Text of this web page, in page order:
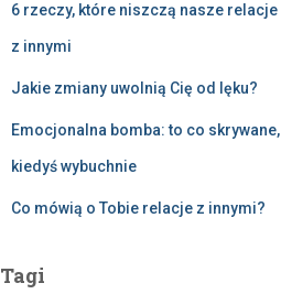
6 rzeczy, które niszczą nasze relacje
z innymi
Jakie zmiany uwolnią Cię od lęku?
Emocjonalna bomba: to co skrywane,
kiedyś wybuchnie
Co mówią o Tobie relacje z innymi?
Tagi